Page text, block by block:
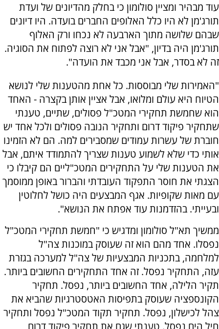
עוד מבהיר ומציין סולומון כי בחלק מהדיונים של ועדת
תורג'מן לא היו כלל האלופים החברים בועדה. היו דיונים
שבהם שלושה מתוך הארבעה לא נכחו ורק האלוף
תורג'מן היה בדיון, "אבל אני לא רוצה לפתוח את הסוגיה.
זה לא בסדר, אבל אני מכבד את הועדה".
"האמירות שלי מבוססות. כל אחת מהטענות שלי לנושא
הטיוח היא עולם ומלואו, אבל אציין אותן בקצרה - האחד
הוא שחמשת תחקירי המטכ"ל פסולים, שתיים, טענתי
שתחקיר פיקוד דרום ותחקיר הנובה פסולים ולכל אחד יש
חוברת של עשרות עמודים שמסבירים למה. הם לא הזמינו
אותי כדי שלא לשמוע טענות שצריך להתמודד איתם, אבל
את הטענות שלי על התחקירים המטכ"ליים הם קיבלו כי
הצגתי את חוסר התפקוד העובדתי והברור באופן ממוסמך
עם מאות שקופיות. אגף המבצעים היה כושל לחלוטין
ובעייתי. בהזדמנות עוד אפתח את הנושא".
ממשיך תא"ל סולומון ומדגיש כי "חמשת תחקירי המטכ"ל
נפסלו. אחד מהם הוא זה שעוסק במוכנות צה"ל
למלחמה, בתכניות המבצעיות של צה"ל למערכה בגזרת
עזה, התחקיר נפסל. זה אחד התחקירים החשובים ביותר.
תקיר הלילה, אחד החשובים ביותר, נפסל. תחקיר
הקונספציה שעוסק בתפיסות האטסטרגיות שהביא את
צהל לכישלון, נפסל. תחקיר תקוד המטכ"ל נפסל ותחקיר